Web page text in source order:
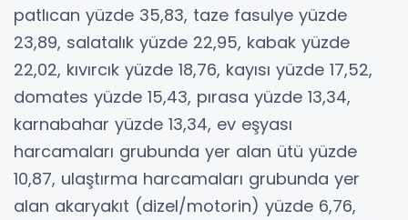
patlıcan yüzde 35,83, taze fasulye yüzde
23,89, salatalık yüzde 22,95, kabak yüzde
22,02, kıvırcık yüzde 18,76, kayısı yüzde 17,52,
domates yüzde 15,43, pırasa yüzde 13,34,
karnabahar yüzde 13,34, ev eşyası
harcamaları grubunda yer alan ütü yüzde
10,87, ulaştırma harcamaları grubunda yer
alan akaryakıt (dizel/motorin) yüzde 6,76,